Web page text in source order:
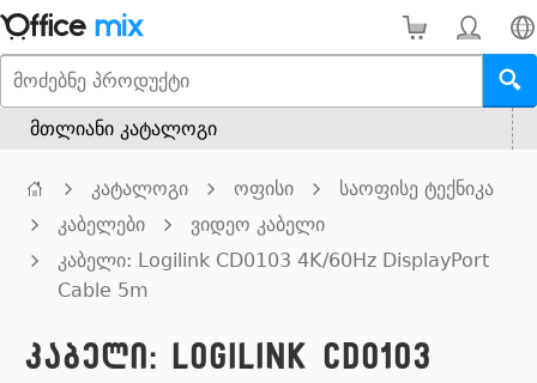
მთლიანი კატალოგი
კატალოგი ოფისი
საოფისე ტექნიკა
კაბელები
ვიდეო კაბელი
კაბელი: Logilink CD0103 4K/60Hz DisplayPort
Cable 5m
კაბელი: Logilink CD0103